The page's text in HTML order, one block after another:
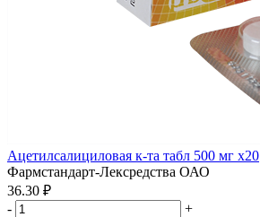
Ацетилсалициловая к-та табл 500 мг x20
Фармстандарт-Лексредства ОАО
36.30 ₽
-
+